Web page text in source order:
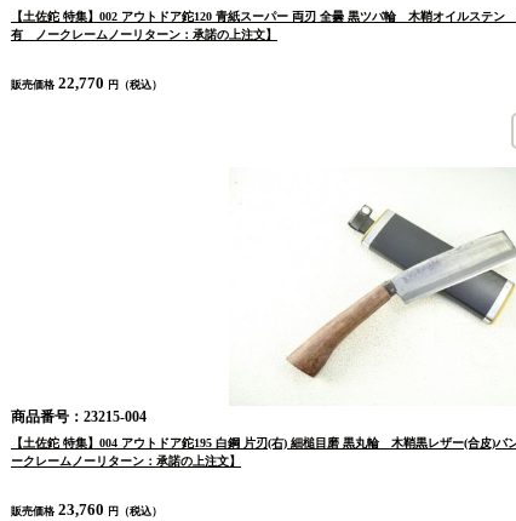
【土佐鉈 特集】002 アウトドア鉈120 青紙スーパー 両刃 全曇 黒ツバ輪 木鞘オイルステ
有 ノークレームノーリターン：承諾の上注文】
販売価格 22,770 円（税込）
商品番号：23215-004
【土佐鉈 特集】004 アウトドア鉈195 白鋼 片刃(右) 細槌目磨 黒丸輪 木鞘黒レザー(合
ークレームノーリターン：承諾の上注文】
販売価格 23,760 円（税込）